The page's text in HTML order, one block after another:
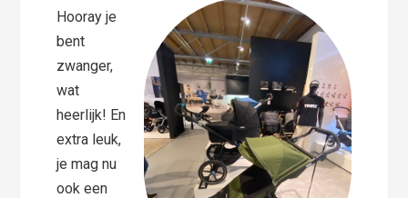
Hooray je
bent
zwanger,
wat
heerlijk! En
extra leuk,
je mag nu
ook een